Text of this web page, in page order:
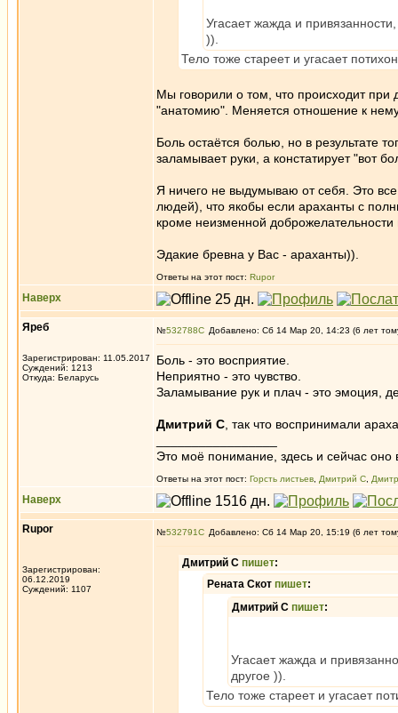
Угасает жажда и
)).
Тело тоже стареет и угасает
Мы говорили о том, что происходит при
"анатомию". Меняется отношение к
Боль остаётся болью, но в результате
заламывает руки, а констатирует "вот
Я ничего не выдумываю от себя. Это
людей), что якобы если араханты с
кроме неизменной
Эдакие бревна у Вас - араханты)).
Ответы на этот пост: Rupor
Наверх
Яреб
Зарегистрирован: 11.05.2017
Суждений: 1213
Откуда: Беларусь
№532788 Добавлено: Сб 14 Мар 20, 14:23 (6 лет
Боль - это восприятие.
Неприятно - это чувство.
Заламывание рук и плач - это эмоция,
Дмитрий С , так что воспринимали
Это моё понимание, здесь и сейчас оно
Ответы на этот пост: Горсть листьев Дмитрий С
Наверх
Rupor
Зарегистрирован:
06.12.2019
Суждений: 1107
№532791 Добавлено: Сб 14 Мар 20, 15:19 (6 лет
Дмитрий С пишет:
Рената Скот пишет:
Дмитрий С пишет:
Угасает жажда и
другое )).
Тело тоже стареет и угасает